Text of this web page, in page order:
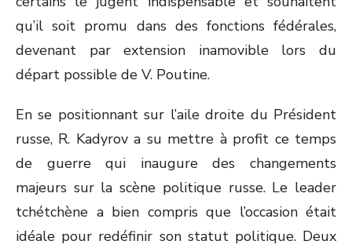
qu’il soit promu dans des fonctions fédérales,
devenant par extension inamovible lors du
départ possible de V. Poutine.
En se positionnant sur l’aile droite du Président
russe, R. Kadyrov a su mettre à profit ce temps
de guerre qui inaugure des changements
majeurs sur la scène politique russe. Le leader
tchétchène a bien compris que l’occasion était
idéale pour redéfinir son statut politique. Deux